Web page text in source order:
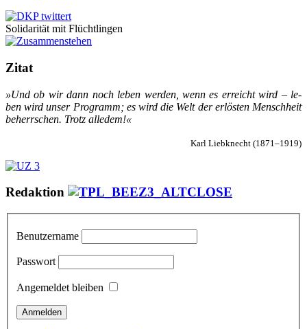
Solidarität mit Flüchtlingen
Zitat
»Und ob wir dann noch le­ben wer­den, wenn es er­reicht wird – le­
ben wird un­ser Pro­gramm; es wird die Welt der er­lös­ten Mensch­heit
be­herr­schen. Trotz al­le­dem!«
Karl Liebknecht (1871–1919)
Redaktion
Benutzername
Passwort
Angemeldet bleiben